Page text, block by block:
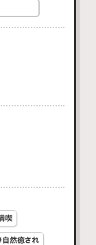
喫
然癒され